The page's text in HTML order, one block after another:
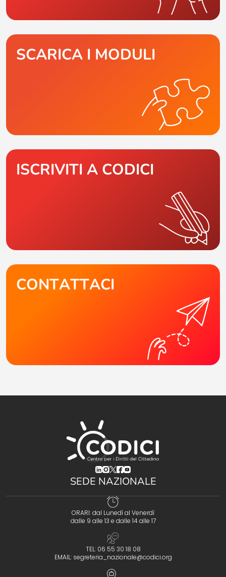
SCARICA I MODULI
ISCRIVITI A CODICI
CONTATTACI
(opens in a new tab)
(opens in a new tab)
(opens in a new tab)
(opens in a new tab)
(opens in a new tab)
SEDE NAZIONALE
ORARI: dal Lunedì al Venerdì
dalle 9 alle 13 e dalle 14 alle 17
TEL: 06 55 30 18 08
EMAIL: segreteria_nazionale@codici.org